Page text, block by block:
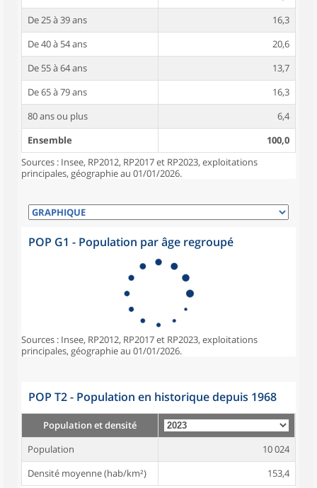
De 25 à 39 ans
16,3
De 40 à 54 ans
20,6
De 55 à 64 ans
13,7
De 65 à 79 ans
16,3
80 ans ou plus
6,4
Ensemble
100,0
Sources : Insee, RP2012, RP2017 et RP2023, exploitations
principales, géographie au 01/01/2026.
POP G1 - Population par âge regroupé
Sources : Insee, RP2012, RP2017 et RP2023, exploitations
principales, géographie au 01/01/2026.
POP T2 - Population en historique depuis 1968
Population et densité
Population
10 024
Densité moyenne (hab/km²)
153,4